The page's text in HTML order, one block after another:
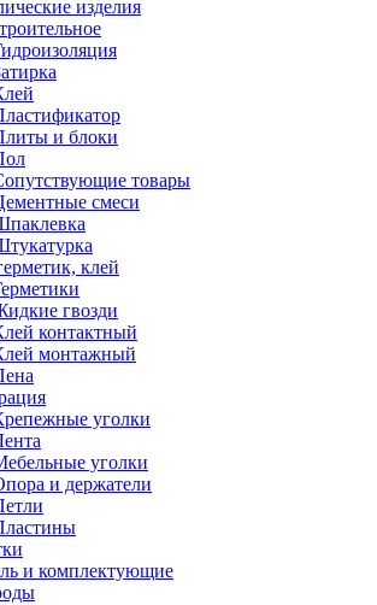
изделия
и блоки
товары
смеси
клей
гвозди
контактный
монтажный
уголки
уголки
и держатели
и комплектующие